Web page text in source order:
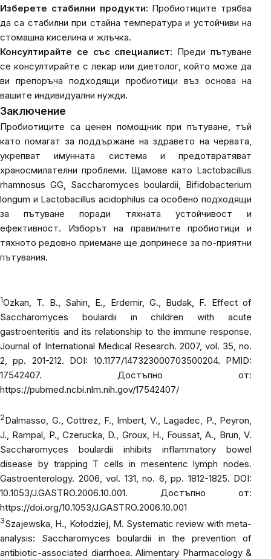
Изберете стабилни продукти: Пробиотиците трябва
да са стабилни при стайна температура и устойчиви на
стомашна киселина и жлъчка.
Консултирайте се със специалист: Преди пътуване
се консултирайте с лекар или диетолог, който може да
ви препоръча подходящи пробиотици въз основа на
вашите индивидуални нужди.
Заключение
Пробиотиците са ценен помощник при пътуване, тъй
като помагат за поддържане на здравето на червата,
укрепват имунната система и предотвратяват
храносмилателни проблеми. Щамове като Lactobacillus
rhamnosus GG, Saccharomyces boulardii, Bifidobacterium
longum и Lactobacillus acidophilus са особено подходящи
за пътуване поради тяхната устойчивост и
ефективност. Изборът на правилните пробиотици и
тяхното редовно приемане ще допринесе за по-приятни
пътувания.
1Ozkan, T. B., Sahin, E., Erdemir, G., Budak, F. Effect of
Saccharomyces boulardii in children with acute
gastroenteritis and its relationship to the immune response.
Journal of International Medical Research. 2007, vol. 35, no.
2, pp. 201-212. DOI: 10.1177/147323000703500204. PMID:
17542407. Достъпно от:
https://pubmed.ncbi.nlm.nih.gov/17542407/
2Dalmasso, G., Cottrez, F., Imbert, V., Lagadec, P., Peyron,
J., Rampal, P., Czerucka, D., Groux, H., Foussat, A., Brun, V.
Saccharomyces boulardii inhibits inflammatory bowel
disease by trapping T cells in mesenteric lymph nodes.
Gastroenterology. 2006, vol. 131, no. 6, pp. 1812-1825. DOI:
10.1053/J.GASTRO.2006.10.001. Достъпно от:
https://doi.org/10.1053/J.GASTRO.2006.10.001
3Szajewska, H., Kołodziej, M. Systematic review with meta-
analysis: Saccharomyces boulardii in the prevention of
antibiotic-associated diarrhoea. Alimentary Pharmacology &